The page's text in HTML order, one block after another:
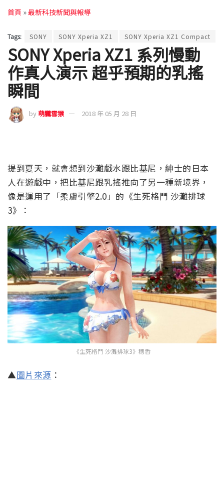
首頁 »最新科技新聞與報導
Tags: SONY SONY Xperia XZ1 SONY Xperia XZ1 Compact
SONY Xperia XZ1 系列慢動
作真人演示 超乎預期的乳搖
瞬間
by 萌朧雪猴 2018 年 05 月 28 日
提到夏天，就會想到沙灘戲水跟比基尼，紳士的日本
人在遊戲中，把比基尼跟乳搖推向了另一種新境界，
像是運用了「柔膚引擎2.0」的《生死格鬥 沙灘排球
3》：
《生死格鬥 沙灘排球3》穗香
▲圖片來源 ：